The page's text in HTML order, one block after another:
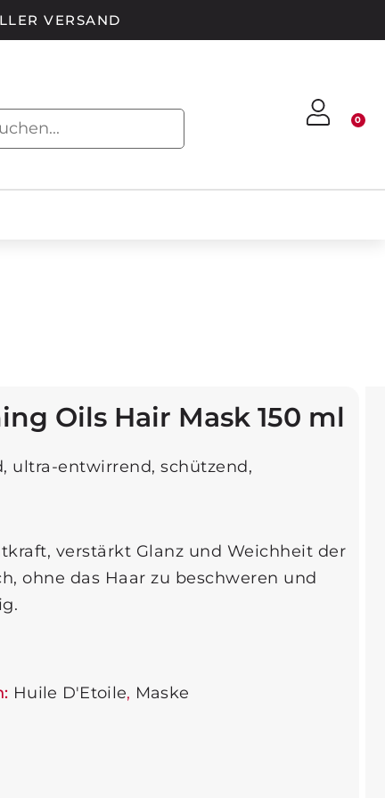
VERSAND
0
Oils Hair Mask 150 ml
ultra-entwirrend, schützend,
verstärkt Glanz und Weichheit der
ohne das Haar zu beschweren und
Huile D'Etoile, Maske